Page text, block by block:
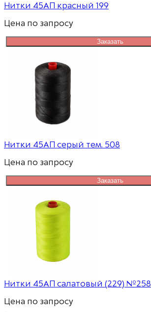
Нитки 45АП красный 199
Цена по запросу
Заказать
Нитки 45АП серый тем. 508
Цена по запросу
Заказать
Нитки 45АП салатовый (229) №258
Цена по запросу